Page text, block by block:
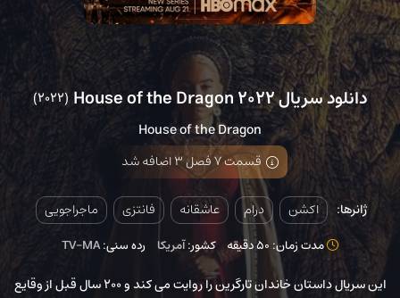
دانلود سریال House of the Dragon 2022 (2022)
House of the Dragon
قسمت 7 فصل 3 اضافه شد
ژانرها: اکشن درام عاشقانه فانتزی ماجراجویی
مدت زمان: 50 دقیقه کشور:آمریکا رده سنی:TV-MA
این سریال داستان خاندان تارگرین را روایت می کند و ۲۰۰ سال قبل از وقایع